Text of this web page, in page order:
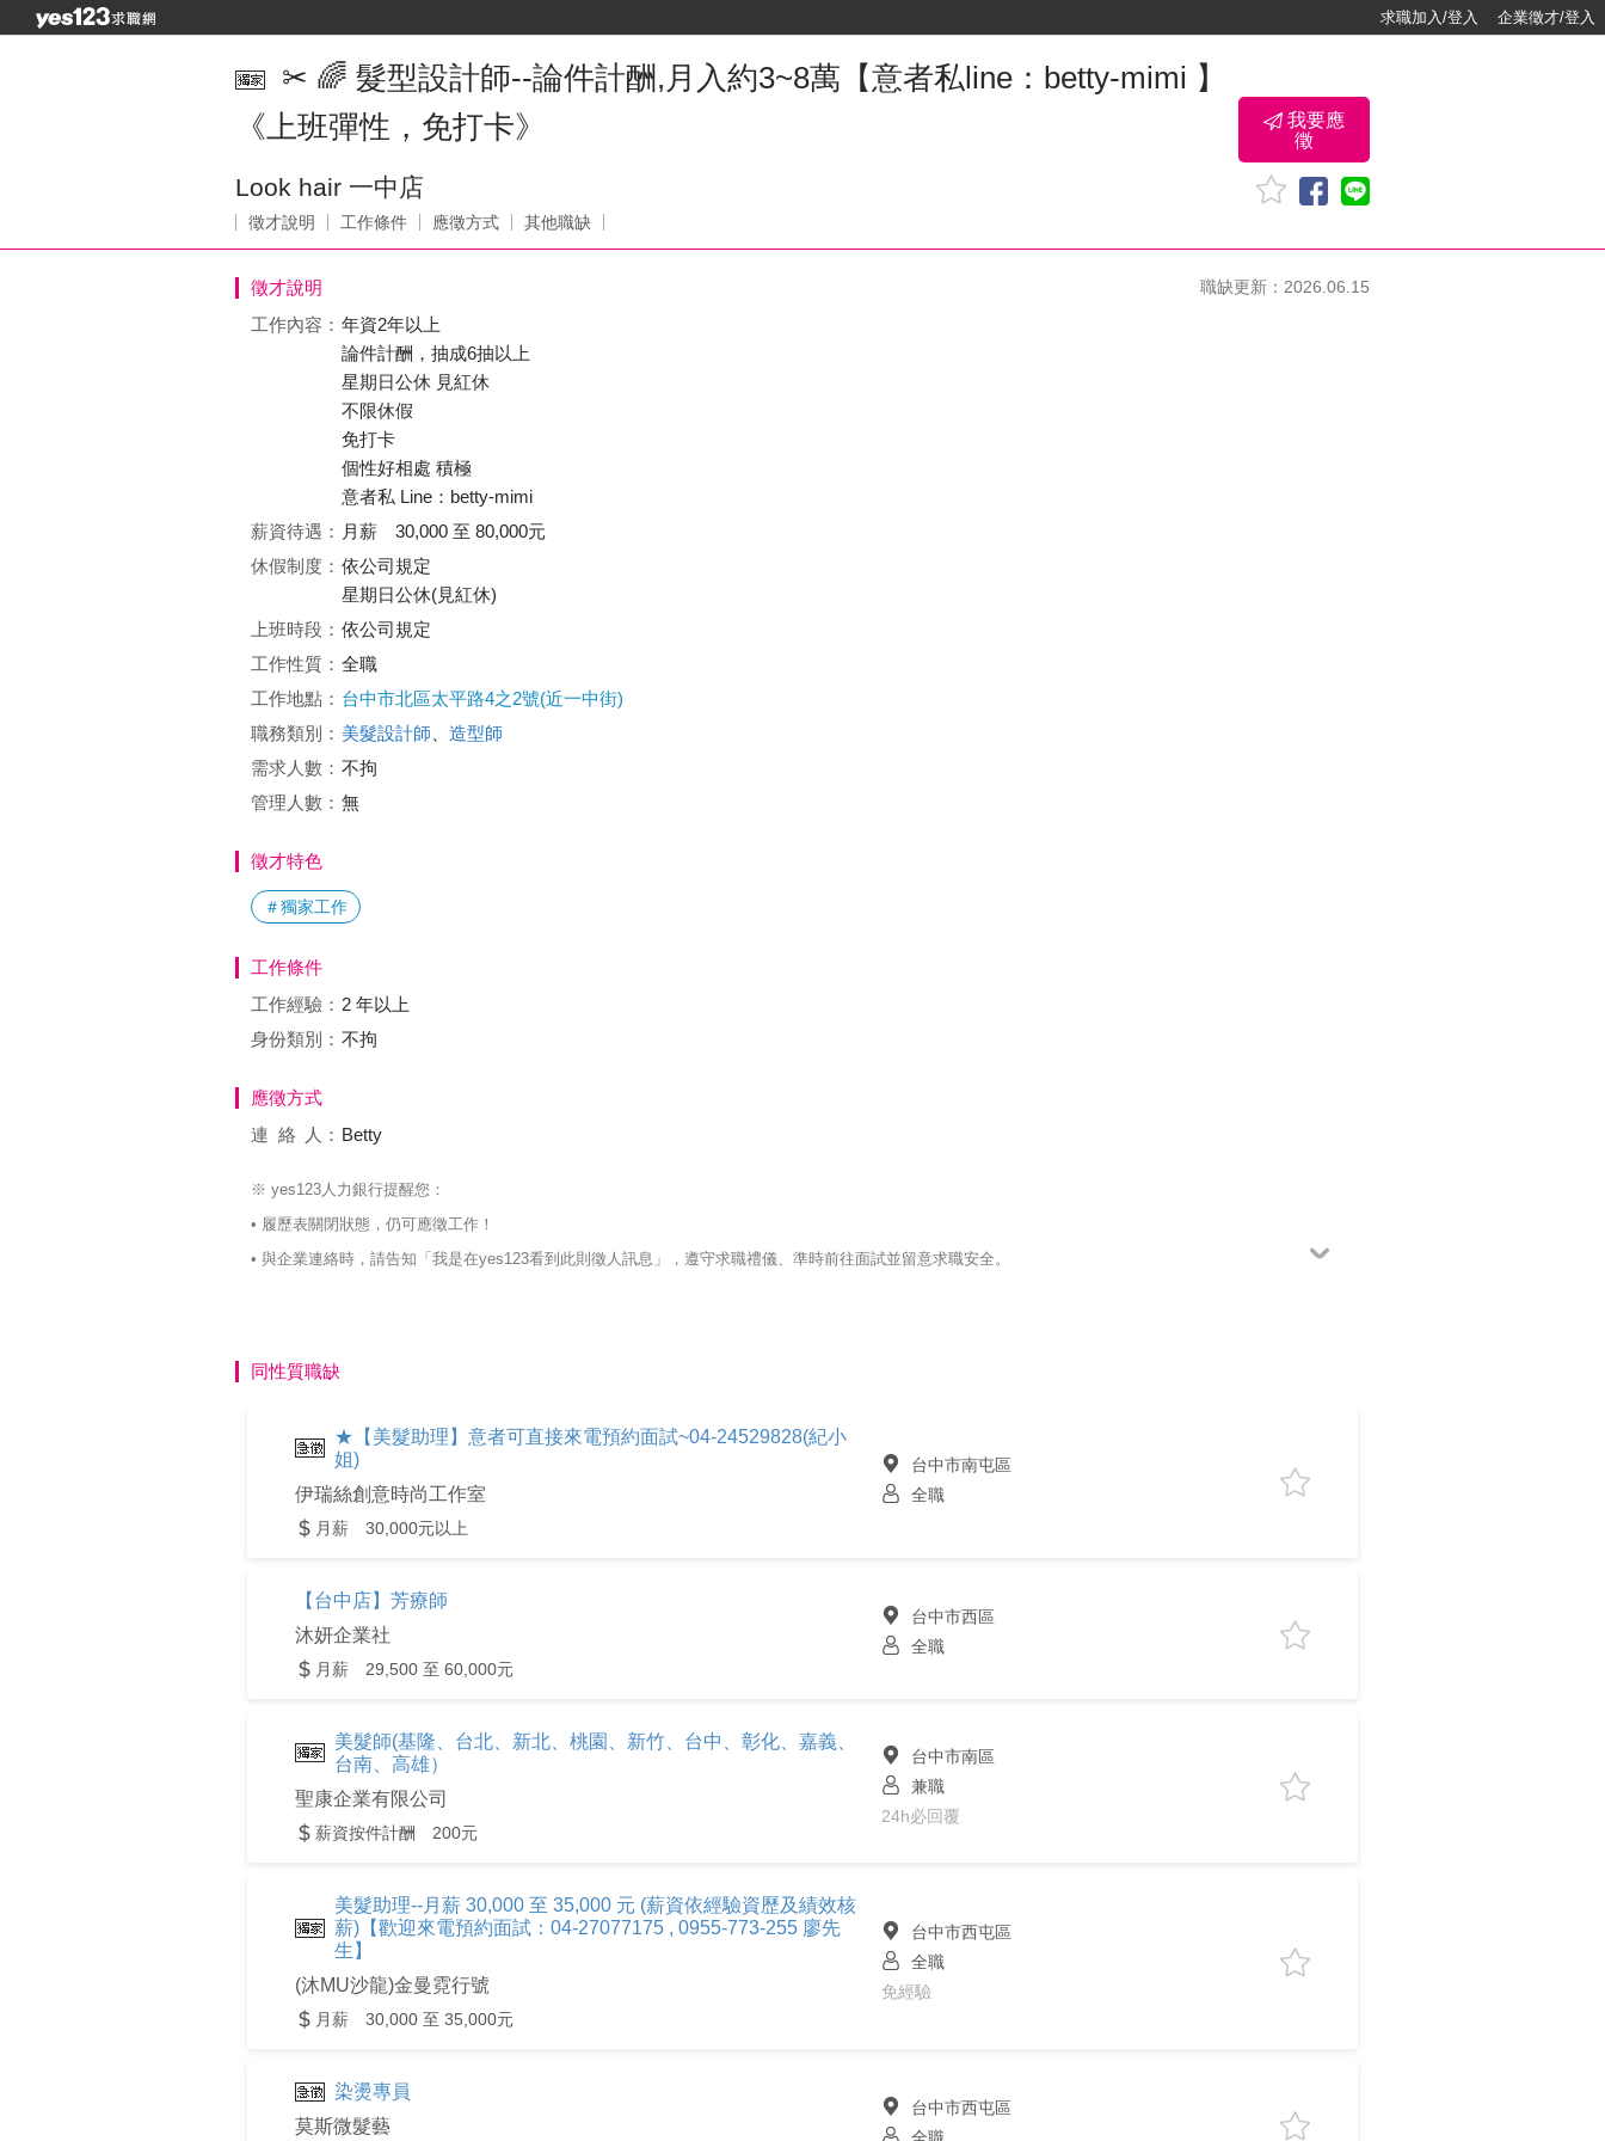
求職加入/登入 企業徵才/登入
✂ 🌈 髮型設計師--論件計酬,月入約3~8萬【意者私line：betty-mimi 】
《上班彈性，免打卡》
Look hair 一中店
徵才說明 工作條件 應徵方式 其他職缺
我要應
徵
徵才說明 職缺更新：2026.06.15
工作內容： 年資2年以上
論件計酬，抽成6抽以上
星期日公休 見紅休
不限休假
免打卡
個性好相處 積極
意者私 Line：betty-mimi
薪資待遇： 月薪 30,000 至 80,000元
休假制度： 依公司規定
星期日公休(見紅休)
上班時段： 依公司規定
工作性質： 全職
工作地點： 台中市北區太平路4之2號(近一中街)
職務類別： 美髮設計師
造型師
需求人數： 不拘
管理人數： 無
徵才特色
＃獨家工作
工作條件
工作經驗： 2 年以上
身份類別： 不拘
應徵方式
連絡
人： Betty
※ yes123人力銀行提醒您：
• 履歷表關閉狀態，仍可應徵工作！
• 與企業連絡時，請告知「我是在yes123看到此則徵人訊息」，遵守求職禮儀、準時前往面試並留意求職安全。
同性質職缺
★【美髮助理】意者可直接來電預約面試~04-24529828(紀小
姐)
伊瑞絲創意時尚工作室
月薪 30,000元以上
台中市南屯區
全職
【台中店】芳療師
沐妍企業社
月薪 29,500 至 60,000元
台中市西區
全職
美髮師(基隆、台北、新北、桃園、新竹、台中、彰化、嘉義、
台南、高雄）
聖康企業有限公司
薪資按件計酬 200元
台中市南區
兼職
24h必回覆
美髮助理--月薪 30,000 至 35,000 元 (薪資依經驗資歷及績效核
薪)【歡迎來電預約面試：04-27077175 , 0955-773-255 廖先
生】
(沐MU沙龍)金曼霓行號
月薪 30,000 至 35,000元
台中市西屯區
全職
免經驗
染燙專員
莫斯微髮藝
台中市西屯區